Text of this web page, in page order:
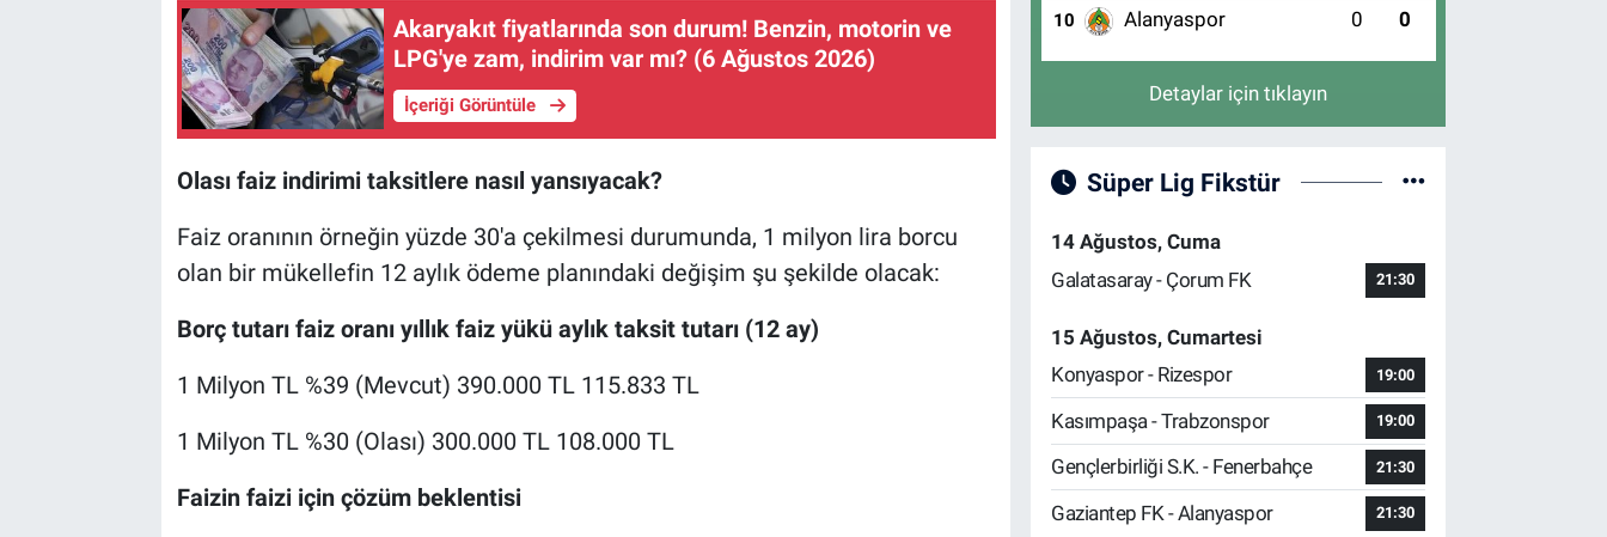
Akaryakıt fiyatlarında son durum! Benzin, motorin ve
LPG'ye zam, indirim var mı? (6 Ağustos 2026)
İçeriği Görüntüle
Olası faiz indirimi taksitlere nasıl yansıyacak?
Faiz oranının örneğin yüzde 30'a çekilmesi durumunda, 1 milyon lira borcu
olan bir mükellefin 12 aylık ödeme planındaki değişim şu şekilde olacak:
Borç tutarı faiz oranı yıllık faiz yükü aylık taksit tutarı (12 ay)
1 Milyon TL %39 (Mevcut) 390.000 TL 115.833 TL
1 Milyon TL %30 (Olası) 300.000 TL 108.000 TL
Faizin faizi için çözüm beklentisi
10 Alanyaspor 0 0
Detaylar için tıklayın
Süper Lig Fikstür
14 Ağustos, Cuma
Galatasaray - Çorum FK
21:30
15 Ağustos, Cumartesi
Konyaspor - Rizespor
19:00
Kasımpaşa - Trabzonspor 19:00
Gençlerbirliği S.K. - Fenerbahçe 21:30
Gaziantep FK - Alanyaspor 21:30